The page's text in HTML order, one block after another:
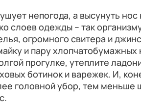
непогода, а высунуть
слоев одежды – так
огромного свитера и
и пару хлопчатобумажных
прогулке, утеплите
ботинок и варежек. И,
головной убор, тем меньше